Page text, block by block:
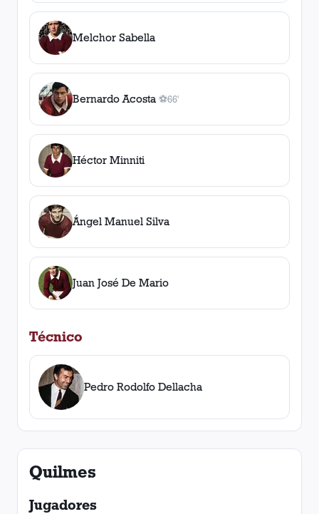
Melchor Sabella
Bernardo Acosta ⚽
1gol
66'
Héctor Minniti
Ángel Manuel Silva
Juan José De Mario
Técnico
Pedro Rodolfo Dellacha
Quilmes
Jugadores